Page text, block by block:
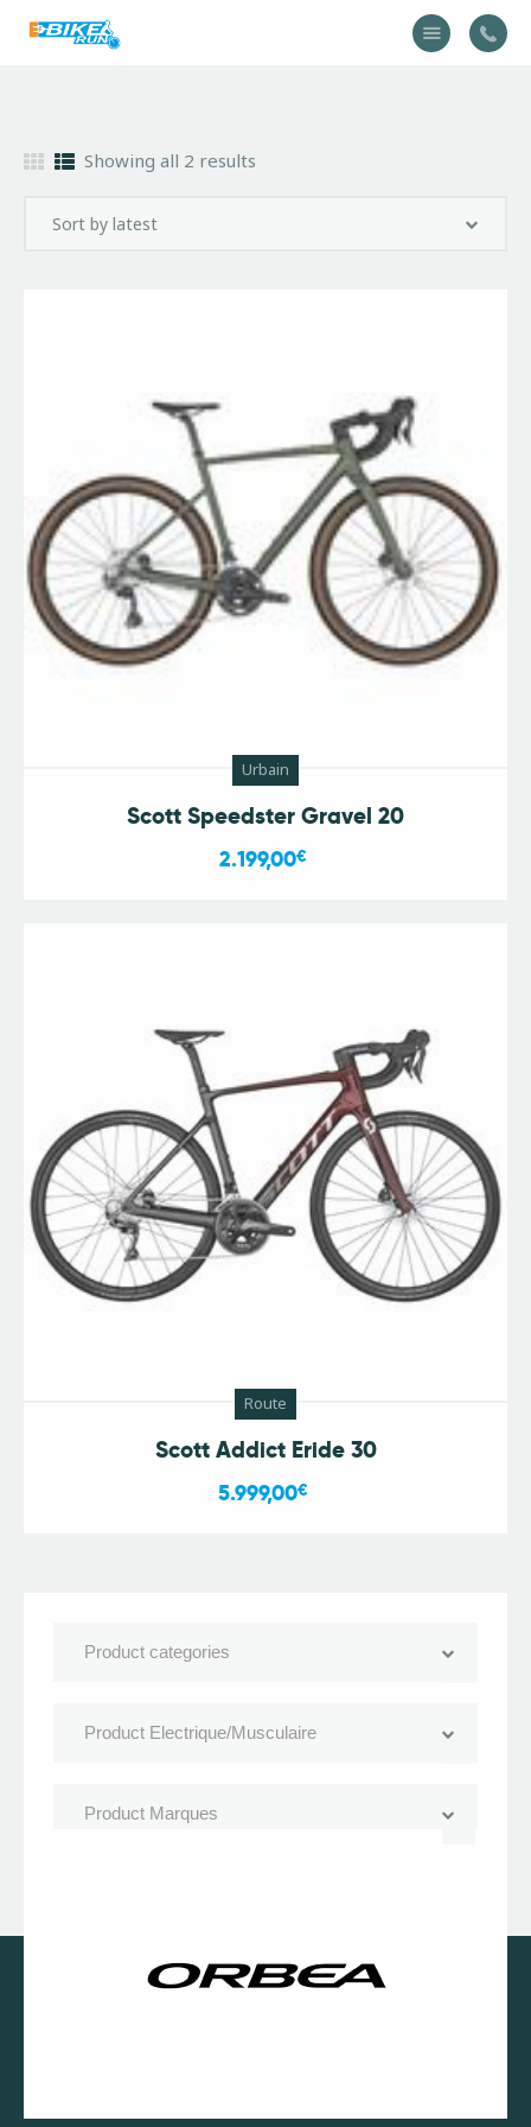
Vélo
Équipement
Showing all 2 results
Urbain
Scott Speedster Gravel 20
2.199,00€
Route
Scott Addict Eride 30
5.999,00€